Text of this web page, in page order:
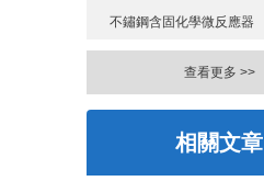
不鏽鋼含固化學微反應器
查看更多 >>
相關文章